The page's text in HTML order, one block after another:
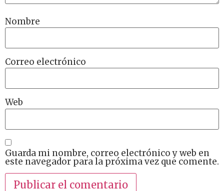
Nombre
Correo electrónico
Web
Guarda mi nombre, correo electrónico y web en
este navegador para la próxima vez que comente.